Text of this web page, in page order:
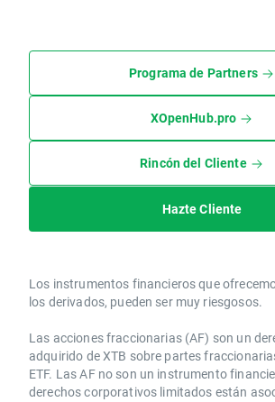
Programa de Partners
XOpenHub.pro
Rincón del Cliente
Hazte Cliente
Los instrumentos financieros que
los derivados, pueden ser muy riesgosos.
Las acciones fraccionarias (AF) son un
adquirido de XTB sobre partes
ETF. Las AF no son un instrumento
derechos corporativos limitados están